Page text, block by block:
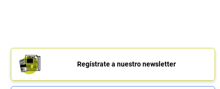
Regístrate a nuestro newsletter